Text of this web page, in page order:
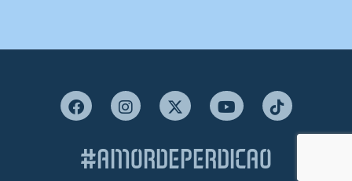
#AMORDEPERDICAO